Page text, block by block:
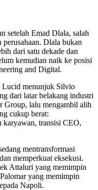
setelah Emad Dlala, salah
Dlala bukan
dari satu dekade dan
kemudian naik ke posisi
and Digital.
Lucid menunjuk Silvio
dari latar belakang industri
Group, lalu mengambil alih
cukup berat:
karyawan, transisi CEO,
mentransformasi
memperkuat eksekusi.
Attaluri yang memimpin
yang memimpin
Napoli.